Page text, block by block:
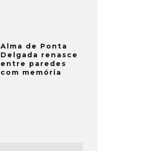
Alma de Ponta
Delgada renasce
entre paredes
com memória